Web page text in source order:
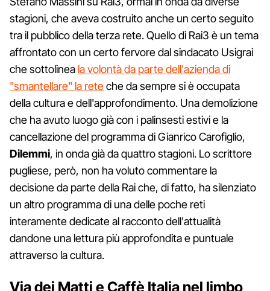
stagioni, che aveva costruito anche un certo seguito
tra il pubblico della terza rete. Quello di Rai3 è un tema
affrontato con un certo fervore dal sindacato Usigrai
che sottolinea la volontà da parte dell'azienda di
"smantellare" la reteche da sempre si è occupata
della cultura e dell'approfondimento. Una demolizione
che ha avuto luogo già con i palinsesti estivi e la
cancellazione del programma di Gianrico Carofiglio,
Dilemmi, in onda già da quattro stagioni. Lo scrittore
pugliese, però, non ha voluto commentare la
decisione da parte della Rai che, di fatto, ha silenziato
un altro programma di una delle poche reti
interamente dedicate al racconto dell'attualità
dandone una lettura più approfondita e puntuale
attraverso la cultura.
Via dei Matti e Caffè Italia nel limbo